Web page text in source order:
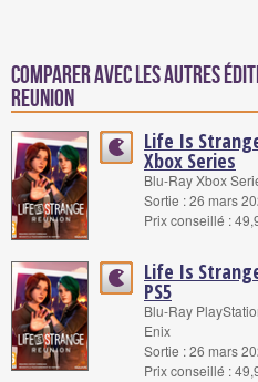
Comparer avec les autres
Reunion
Life Is
Xbox Series
Blu-Ray Xbox
Sortie : 26 mars
Prix conseillé :
Life Is
PS5
Blu-Ray
Enix
Sortie : 26 mars
Prix conseillé :